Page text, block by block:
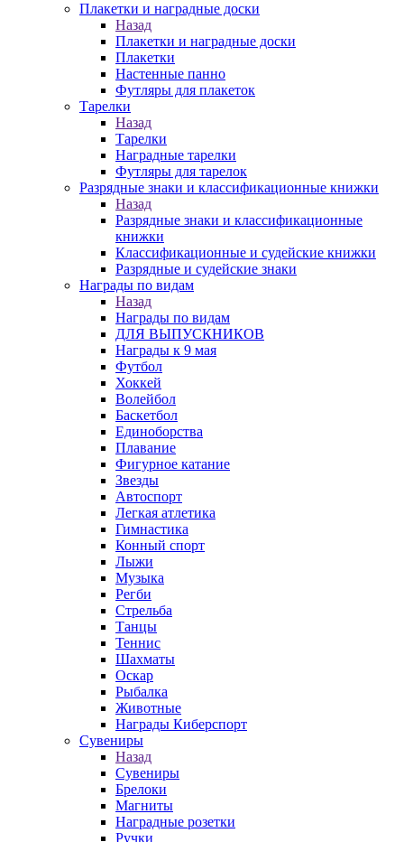
Плакетки и наградные доски
Назад
Плакетки и наградные доски
Плакетки
Настенные панно
Футляры для плакеток
Тарелки
Назад
Тарелки
Наградные тарелки
Футляры для тарелок
Разрядные знаки и классификационные книжки
Назад
Разрядные знаки и классификационные
книжки
Классификационные и судейские книжки
Разрядные и судейские знаки
Награды по видам
Назад
Награды по видам
ДЛЯ ВЫПУСКНИКОВ
Награды к 9 мая
Футбол
Хоккей
Волейбол
Баскетбол
Единоборства
Плавание
Фигурное катание
Звезды
Автоспорт
Легкая атлетика
Гимнастика
Конный спорт
Лыжи
Музыка
Регби
Стрельба
Танцы
Теннис
Шахматы
Оскар
Рыбалка
Животные
Награды Киберспорт
Сувениры
Назад
Сувениры
Брелоки
Магниты
Наградные розетки
Ручки